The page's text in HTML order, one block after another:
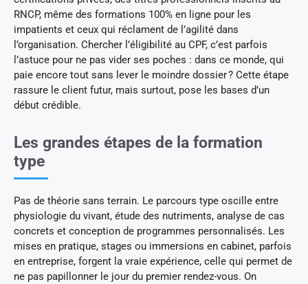
RNCP, même des formations 100% en ligne pour les
impatients et ceux qui réclament de l’agilité dans
l’organisation. Chercher l’éligibilité au CPF, c’est parfois
l’astuce pour ne pas vider ses poches : dans ce monde, qui
paie encore tout sans lever le moindre dossier ? Cette étape
rassure le client futur, mais surtout, pose les bases d’un
début crédible.
Les grandes étapes de la formation
type
Pas de théorie sans terrain. Le parcours type oscille entre
physiologie du vivant, étude des nutriments, analyse de cas
concrets et conception de programmes personnalisés. Les
mises en pratique, stages ou immersions en cabinet, parfois
en entreprise, forgent la vraie expérience, celle qui permet de
ne pas papillonner le jour du premier rendez-vous. On